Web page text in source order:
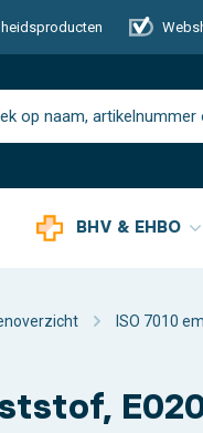
BHV & EHBO
ISO 7010